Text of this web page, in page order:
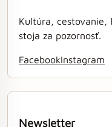
Kultúra, cestovanie,
stoja za pozornosť.
FacebookInstagram
Newsletter